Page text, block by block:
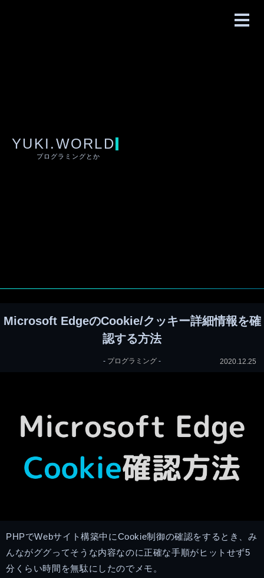
YUKI.WORLD
プログラミングとか
Microsoft EdgeのCookie/クッキー詳細情報を確
認する方法
- プログラミング - 2020.12.25
PHPでWebサイト構築中にCookie制御の確認をするとき、み
んながググってそうな内容なのに正確な手順がヒットせず5
分くらい時間を無駄にしたのでメモ。